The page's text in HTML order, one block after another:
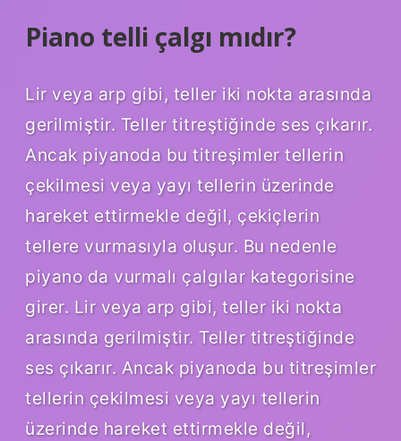
Piano telli çalgı mıdır?
Lir veya arp gibi, teller iki nokta arasında
gerilmiştir. Teller titreştiğinde ses çıkarır.
Ancak piyanoda bu titreşimler tellerin
çekilmesi veya yayı tellerin üzerinde
hareket ettirmekle değil, çekiçlerin
tellere vurmasıyla oluşur. Bu nedenle
piyano da vurmalı çalgılar kategorisine
girer. Lir veya arp gibi, teller iki nokta
arasında gerilmiştir. Teller titreştiğinde
ses çıkarır. Ancak piyanoda bu titreşimler
tellerin çekilmesi veya yayı tellerin
üzerinde hareket ettirmekle değil,